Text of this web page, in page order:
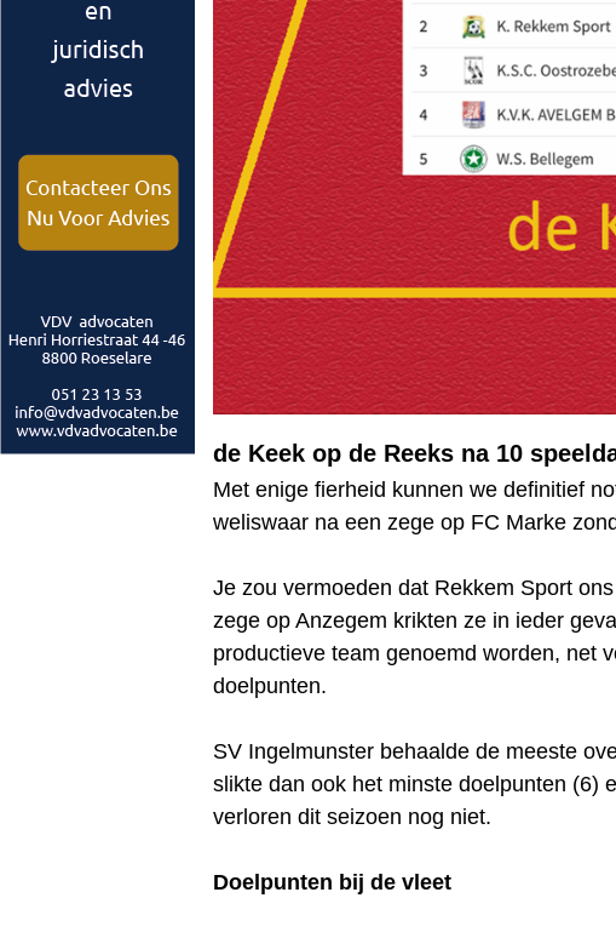
de Keek op de Reeks na 10
Met enige fierheid kunnen we definitief
weliswaar na een zege op FC Marke
Je zou vermoeden dat Rekkem Sport ons
zege op Anzegem krikten ze in ieder
productieve team genoemd worden, net
doelpunten.
SV Ingelmunster behaalde de meeste
slikte dan ook het minste doelpunten (6)
verloren dit seizoen nog niet.
Doelpunten bij de vleet